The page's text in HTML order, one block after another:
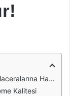
Hazır!
Kalitesi